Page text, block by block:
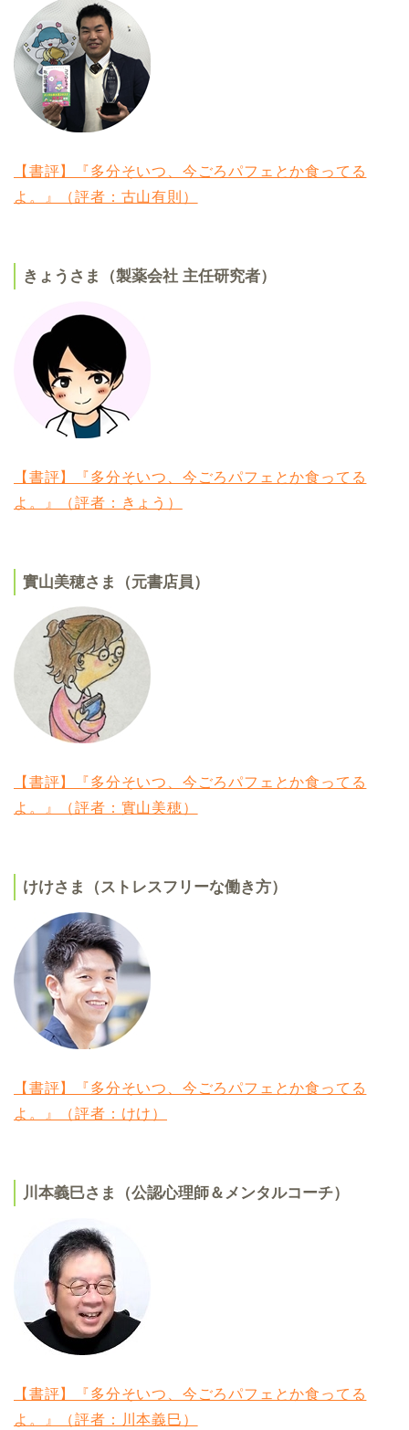
【書評】『多分そいつ、今ごろパフェとか食ってる
よ。』（評者：古山有則）
きょうさま（製薬会社 主任研究者）
【書評】『多分そいつ、今ごろパフェとか食ってる
よ。』（評者：きょう）
實山美穂さま（元書店員）
【書評】『多分そいつ、今ごろパフェとか食ってる
よ。』（評者：實山美穂）
けけさま（ストレスフリーな働き方）
【書評】『多分そいつ、今ごろパフェとか食ってる
よ。』（評者：けけ）
川本義巳さま（公認心理師＆メンタルコーチ）
【書評】『多分そいつ、今ごろパフェとか食ってる
よ。』（評者：川本義巳）